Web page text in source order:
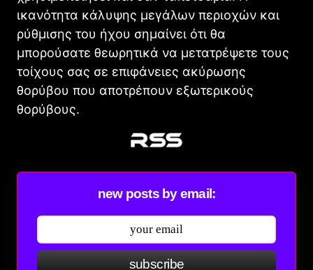
ικανότητα κάλυψης μεγάλων περιοχών και
ρύθμισης του ήχου σημαίνει ότι θα
μπορούσατε θεωρητικά να μετατρέψετε τους
τοίχους σας σε επιφάνειες ακύρωσης
θορύβου που αποτρέπουν εξωτερικούς
θορύβους.
new posts by email:
subscribe